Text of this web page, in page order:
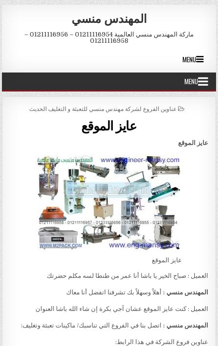
Skip to content
المهندس منسي
ماركة المهندس منسي العالمية 01211116954 – 01211116956 –
01211116958
MENU
MENU
POSTED IN
عناوين الفروع لشركة مهندس منسي للتعبئة و التغليف الحديث
عايز الموقع
عايز الموقع
عايز الموقع
العميل : صباح الخير يا باشا أنا عمر من طنطا لسه مكلم حضرتك
المهندس منسي : أهلاً وسهلاً بك تشرفنا اتفضل أنا معاك
العميل : كنت عايز الموقع عشان آجي بكرة إن شاء الله باشا العنوان
المهندس منسي : اتصل بنا في الفروع التي تناسبك/ ماكينات تعبئة وتغليف:
عناوين فروع الشركة في هذا الرابط: